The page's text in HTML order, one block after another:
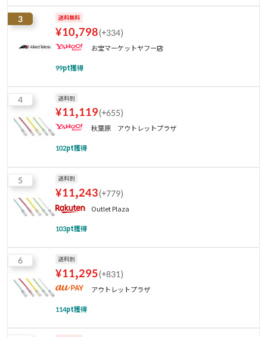
3 送料無料
¥10,798(+334)
お宝マーケットヤフー店
99pt獲得
4 送料別
¥11,119(+655)
秋葉原 アウトレットプラザ
102pt獲得
5 送料別
¥11,243(+779)
Outlet Plaza
103pt獲得
6 送料別
¥11,295(+831)
アウトレットプラザ
114pt獲得